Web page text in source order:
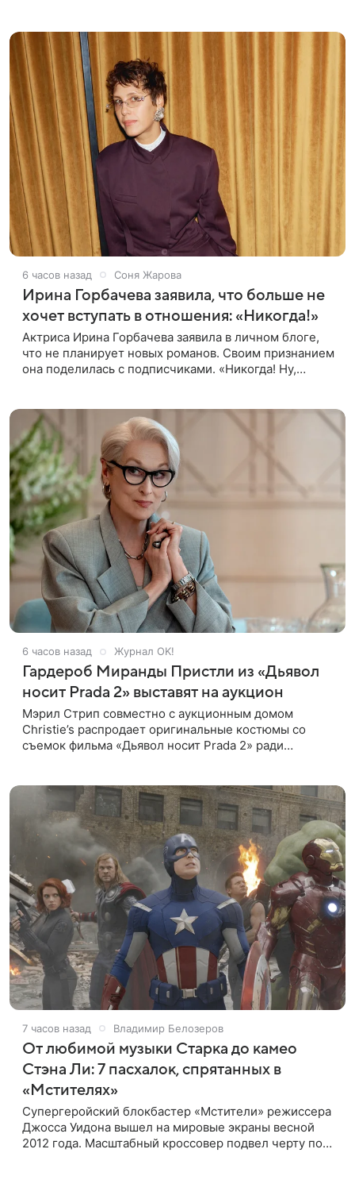
6 часов назад Соня Жарова
Ирина Горбачева заявила, что больше не
хочет вступать в отношения: «Никогда!»
Актриса Ирина Горбачева заявила в личном блоге,
что не планирует новых романов. Своим признанием
она поделилась с подписчиками. «Никогда! Ну,
6 часов назад Журнал OK!
Гардероб Миранды Пристли из «Дьявол
носит Prada 2» выставят на аукцион
Мэрил Стрип совместно с аукционным домом
Christie’s распродает оригинальные костюмы со
съемок фильма «Дьявол носит Prada 2» ради
7 часов назад Владимир Белозеров
От любимой музыки Старка до камео
Стэна Ли: 7 пасхалок, спрятанных в
«Мстителях»
Супергеройский блокбастер «Мстители» режиссера
Джосса Уидона вышел на мировые экраны весной
2012 года. Масштабный кроссовер подвел черту под